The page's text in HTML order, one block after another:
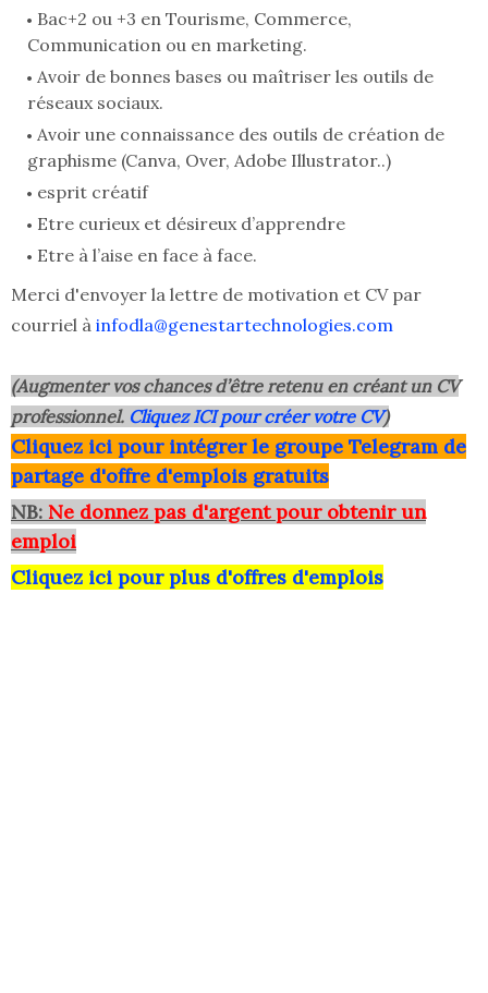
Bac+2 ou +3 en Tourisme, Commerce,
Communication ou en marketing.
Avoir de bonnes bases ou maîtriser les outils de
réseaux sociaux.
Avoir une connaissance des outils de création de
graphisme (Canva, Over, Adobe Illustrator..)
esprit créatif
Etre curieux et désireux d’apprendre
Etre à l’aise en face à face.
Merci d'envoyer la lettre de motivation et CV par
courriel à infodla@genestartechnologies.com
(Augmenter vos chances d’être retenu en créant un CV
professionnel. Cliquez ICI pour créer votre CV)
Cliquez ici pour intégrer le groupe Telegram de
partage d'offre d'emplois gratuits
NB: Ne donnez pas d'argent pour obtenir un
emploi
Cliquez ici pour plus d'offres d'emplois